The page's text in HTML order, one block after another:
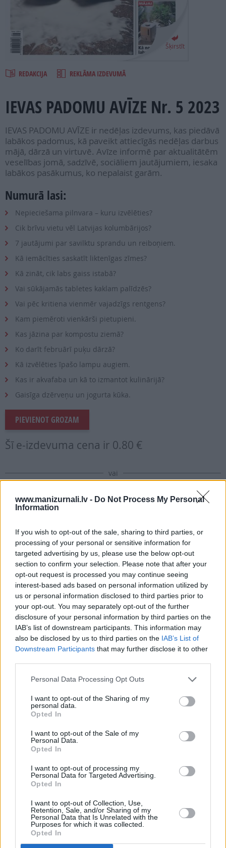
www.manizurnali.lv - Do Not Process My Personal
Information
If you wish to opt-out of the sale, sharing to third parties, or
processing of your personal or sensitive information for
targeted advertising by us, please use the below opt-out
section to confirm your selection. Please note that after your
opt-out request is processed you may continue seeing
interest-based ads based on personal information utilized by
us or personal information disclosed to third parties prior to
your opt-out. You may separately opt-out of the further
disclosure of your personal information by third parties on the
IAB’s list of downstream participants. This information may
also be disclosed by us to third parties on the IAB’s List of
Downstream Participants that may further disclose it to other
Personal Data Processing Opt Outs
I want to opt-out of the Sharing of my
personal data.
Opted In
I want to opt-out of the Sale of my
Personal Data.
Opted In
I want to opt-out of processing my
Personal Data for Targeted Advertising.
Opted In
I want to opt-out of Collection, Use,
Retention, Sale, and/or Sharing of my
Personal Data that Is Unrelated with the
Purposes for which it was collected.
Opted In
SEARCH
Šķirstīt
REDAKCIJA REKLĀMA IZDEVUMĀ
IEVAS PADOMU AVĪZE Nr. 5 2023
IEVAS PADOMU AVĪZE ir nedēļas izdevums, kas piedāvā
labākos padomus, kā paveikt attiecīgās nedēļas darbus
mājā, dārzā un virtuvē. Avīze informē par aktualitātēm
veselības jomā, sadzīvē, sociāliem jautājumiem, iesaka
labākos pasākumus, ko nepalaist garām.
Numurā lasi:
Nepieciešama pilnvara – kuru izvēlēties?
Cik brīvu vietu vēl Latvijas kolumbārijos?
7 jautājumi par savilktu sprandu un reiboņiem.
Kā iemācīties saskatīt liktenīgas zīmes?
Kā zināt, cik labs gaiss istabā?
Vai sūkājamās tabletes kaklam palīdzēs?
Vai pēc kritiena vienmēr vajadzīgs rentgens?
Kam piemēroti vienkārši pietupieni.
Kas jāzina par kompostu ziemā?
Ko darīt februārī puķu dārzā?
Kā izvēlēties īpašo lampu augiem.
Kas ir akvafaba un kā to izmantot kulinārijā?
Gaisīga dzērveņu un jogurta kūka.
PIEVIENOT GROZAM
Šī e-izdevuma cena ir 0.80 €
vai
Drukāts izdevums
E-izdevums
Abonēšanas perioda sākums:
2026. gada septembris
Mēnešu skaits:
17 izdevumi / 1.34 Eur par izdevumu *
*Visas cenas portālā ManiZurnali.lv norādītas € ar PVN.
Žurnālu izdevumu skaits var atšķirties, kā to nosaka Lietošanas
noteikumi
E-izdevumu arhīvs